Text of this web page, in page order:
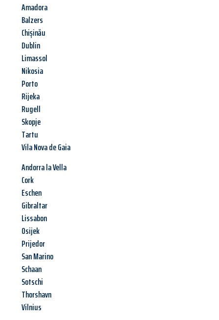
Amadora
Balzers
Chișinău
Dublin
Limassol
Nikosia
Porto
Rijeka
Rugell
Skopje
Tartu
Vila Nova de Gaia
Andorra la Vella
Cork
Eschen
Gibraltar
Lissabon
Osijek
Prijedor
San Marino
Schaan
Sotschi
Thorshavn
Vilnius